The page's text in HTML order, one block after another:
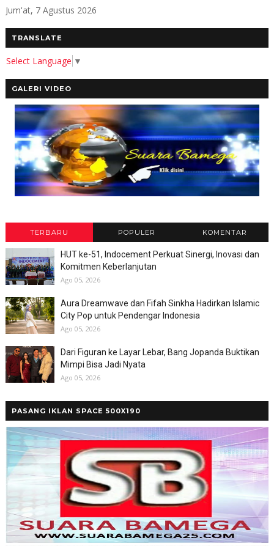
Jum'at, 7 Agustus 2026
TRANSLATE
Select Language ▼
GALERI VIDEO
TERBARU POPULER KOMENTAR
HUT ke-51, Indocement Perkuat Sinergi, Inovasi dan
Komitmen Keberlanjutan
Ago 05, 2026
Aura Dreamwave dan Fifah Sinkha Hadirkan Islamic
City Pop untuk Pendengar Indonesia
Ago 05, 2026
Dari Figuran ke Layar Lebar, Bang Jopanda Buktikan
Mimpi Bisa Jadi Nyata
Ago 05, 2026
PASANG IKLAN SPACE 500X190